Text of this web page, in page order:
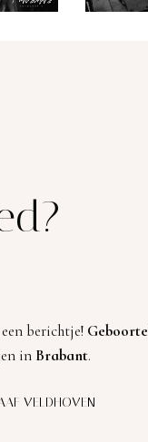
berichtje!
in Brabant.
VELDHOVEN